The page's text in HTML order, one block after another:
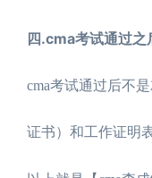
四.cma考试通过之
cma考试通过后不
证书）和工作证明